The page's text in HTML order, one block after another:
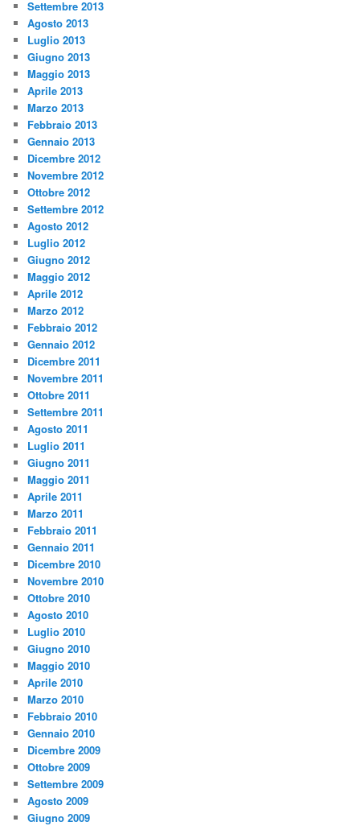
Settembre 2013
Agosto 2013
Luglio 2013
Giugno 2013
Maggio 2013
Aprile 2013
Marzo 2013
Febbraio 2013
Gennaio 2013
Dicembre 2012
Novembre 2012
Ottobre 2012
Settembre 2012
Agosto 2012
Luglio 2012
Giugno 2012
Maggio 2012
Aprile 2012
Marzo 2012
Febbraio 2012
Gennaio 2012
Dicembre 2011
Novembre 2011
Ottobre 2011
Settembre 2011
Agosto 2011
Luglio 2011
Giugno 2011
Maggio 2011
Aprile 2011
Marzo 2011
Febbraio 2011
Gennaio 2011
Dicembre 2010
Novembre 2010
Ottobre 2010
Agosto 2010
Luglio 2010
Giugno 2010
Maggio 2010
Aprile 2010
Marzo 2010
Febbraio 2010
Gennaio 2010
Dicembre 2009
Ottobre 2009
Settembre 2009
Agosto 2009
Giugno 2009